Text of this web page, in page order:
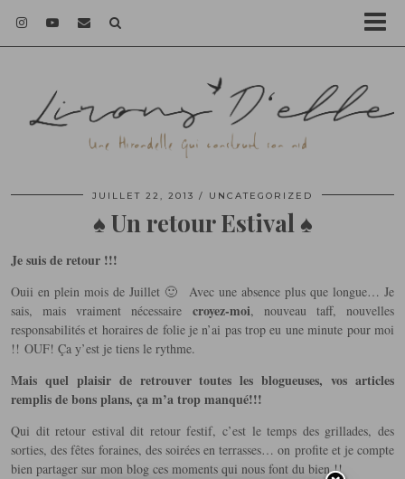
JUILLET 22, 2013 UNCATEGORIZED
♠ Un retour Estival ♠
Je suis de retour !!!
Ouii en plein mois de Juillet 🙂 Avec une absence plus que longue… Je
sais, mais vraiment nécessaire croyez-moi, nouveau taff, nouvelles
responsabilités et horaires de folie je n’ai pas trop eu une minute pour moi
!! OUF! Ça y’est je tiens le rythme.
Mais quel plaisir de retrouver toutes les blogueuses, vos articles
remplis de bons plans, ça m’a trop manqué!!!
Qui dit retour estival dit retour festif, c’est le temps des grillades, des
sorties, des fêtes foraines, des soirées en terrasses… on profite et je compte
bien partager sur mon blog ces moments qui nous font du bien !!